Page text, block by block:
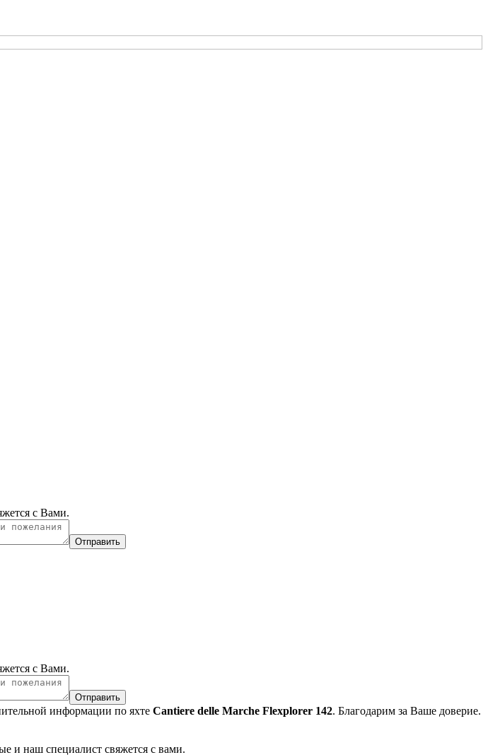
с Вами.
Отправить
с Вами.
Отправить
информации по яхте Cantiere delle Marche Flexplorer 142. Благодарим за Ваше доверие.
и наш специалист свяжется с вами.